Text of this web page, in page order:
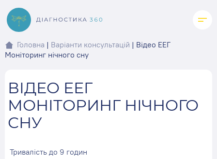
content
Головна | Варіанти консультацій | Відео ЕЕГ
Моніторинг нічного сну
ВІДЕО ЕЕГ
МОНІТОРИНГ НІЧНОГО
СНУ
Тривалість до 9 годин